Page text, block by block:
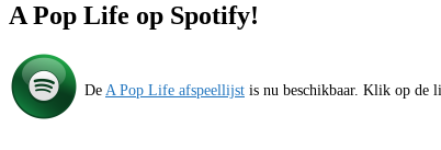
A Pop Life op Spotify!
De A Pop Life afspeellijst is nu beschikbaar. Klik op de